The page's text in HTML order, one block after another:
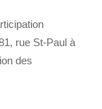
rue St-Paul à
des